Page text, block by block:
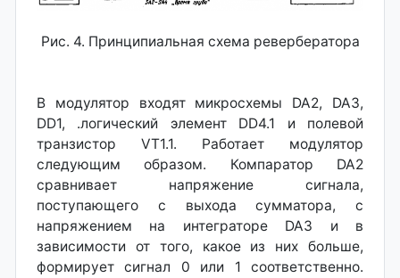
Рис. 4. Принципиальная схема ревербератора
В модулятор входят микросхемы DA2, DA3,
DD1, .логический элемент DD4.1 и полевой
транзистор VT1.1. Работает модулятор
следующим образом. Компаратор DA2
сравнивает напряжение сигнала,
поступающего с выхода сумматора, с
напряжением на интеграторе DA3 и в
зависимости от того, какое из них больше,
формирует сигнал 0 или 1 соответственно.